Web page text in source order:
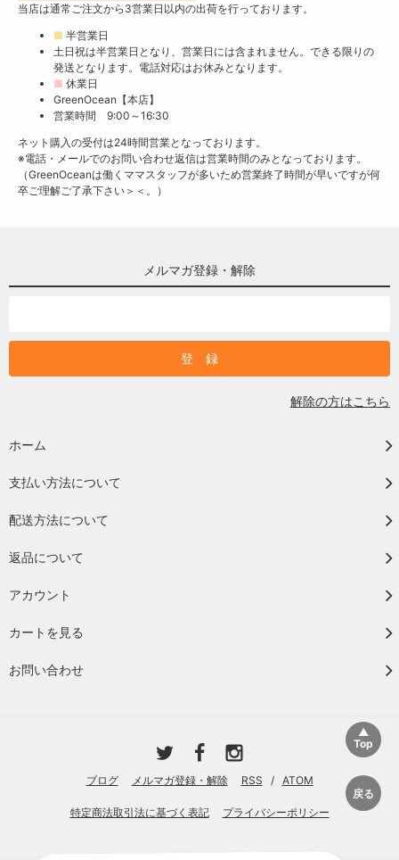
当店は通常ご注文から3営業日以内の出荷を行っております。
■ 半営業日
土日祝は半営業日となり、営業日には含まれません。できる限りの
発送となります。電話対応はお休みとなります。
■ 休業日
GreenOcean【本店】
営業時間 9:00～16:30
ネット購入の受付は24時間営業となっております。
※電話・メールでのお問い合わせ返信は営業時間のみとなっております。
（GreenOceanは働くママスタッフが多いため営業終了時間が早いですが何
卒ご理解ご了承下さい＞＜。）
メルマガ登録・解除
解除の方はこちら
ホーム
支払い方法について
配送方法について
返品について
アカウント
カートを見る
お問い合わせ
ブログ メルマガ登録・解除 RSS / ATOM
特定商法取引法に基づく表記 プライバシーポリシー